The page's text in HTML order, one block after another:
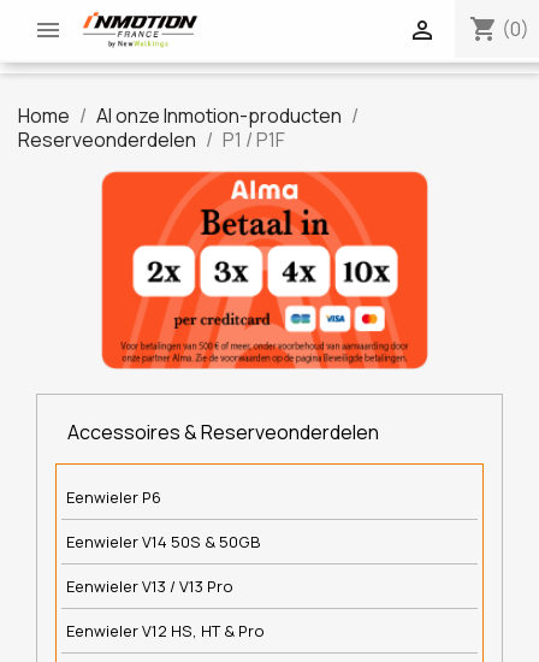
 shopping_cart (0)

Home
Al onze Inmotion-producten
Reserveonderdelen
P1 / P1F
Accessoires & Reserveonderdelen
Eenwieler P6
Eenwieler V14 50S & 50GB
Eenwieler V13 / V13 Pro
Eenwieler V12 HS, HT & Pro